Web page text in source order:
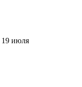
19 июля